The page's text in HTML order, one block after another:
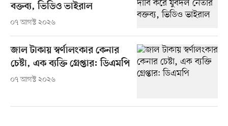
বক্তব্য, ভিডিও ভাইরাল
০৭ আগস্ট ২০২৬
জাল টাকায় স্বর্ণালংকার কেনার
চেষ্টা, এক ব্যক্তি গ্রেপ্তার: ডিএমপি
০৭ আগস্ট ২০২৬